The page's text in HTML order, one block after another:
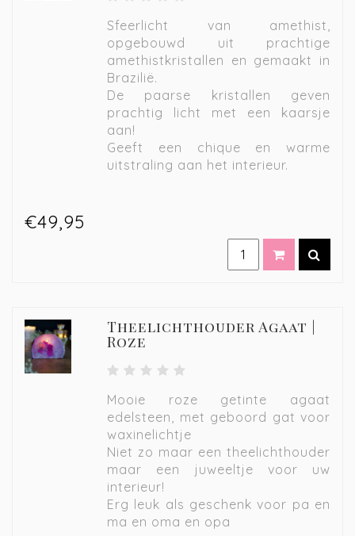
Sfeerlicht van amethist,
opgebouwd uit prachtige
amethistkristallen en gemaakt in
Brazilië.
De paarse kristallen geven
prachtig licht met een kaarsje
aan!
Geeft een chique en warme
uitstraling aan het interieur.
€49,95
Theelichthouder Agaat |
Roze
Mooie roze getinte agaat
edelsteen, met geboord gat voor
waxinelichtje
Niet zo maar een theelichthouder
maar een juweeltje voor uw
interieur!
Erg leuk als geschenk voor pa en
ma en oma en opa